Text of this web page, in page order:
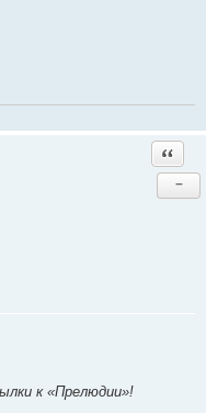
−
к «Прелюдии»!